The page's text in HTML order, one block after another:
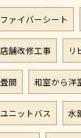
ファイバーシート
店舗改修工事 リ
畳間 和室から洋
ユニットバス 水